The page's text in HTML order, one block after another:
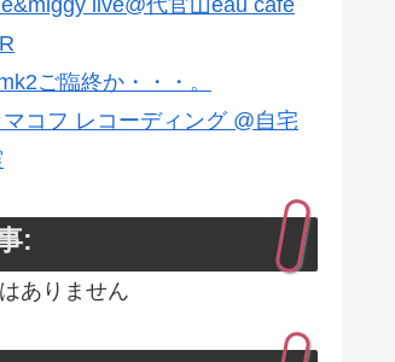
ご臨終か・・・。
コフ レコーディング @自宅
:
ありません